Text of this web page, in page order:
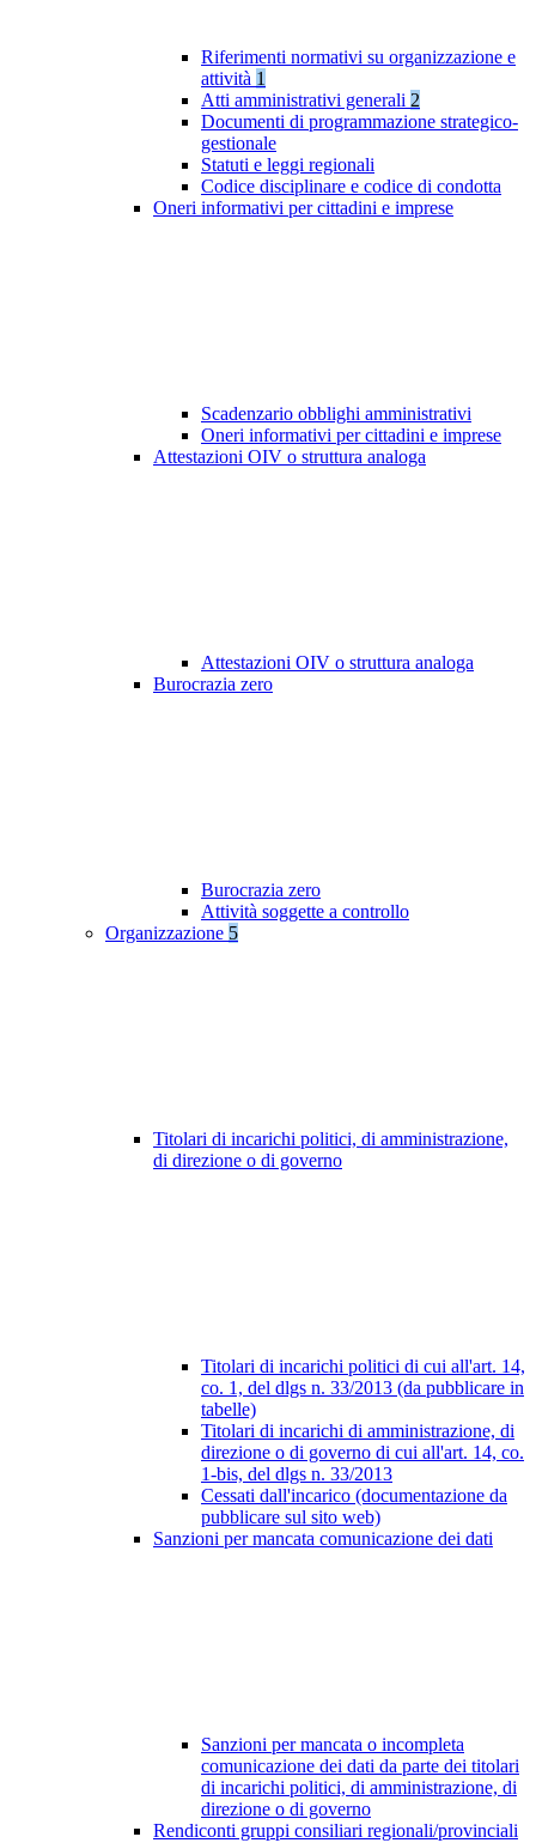
Riferimenti normativi su organizzazione e
attività 1
Atti amministrativi generali 2
Documenti di programmazione strategico-
gestionale
Statuti e leggi regionali
Codice disciplinare e codice di condotta
Oneri informativi per cittadini e imprese
Scadenzario obblighi amministrativi
Oneri informativi per cittadini e imprese
Attestazioni OIV o struttura analoga
Attestazioni OIV o struttura analoga
Burocrazia zero
Burocrazia zero
Attività soggette a controllo
Organizzazione 5
Titolari di incarichi politici, di amministrazione,
di direzione o di governo
Titolari di incarichi politici di cui all'art. 14,
co. 1, del dlgs n. 33/2013 (da pubblicare in
tabelle)
Titolari di incarichi di amministrazione, di
direzione o di governo di cui all'art. 14, co.
1-bis, del dlgs n. 33/2013
Cessati dall'incarico (documentazione da
pubblicare sul sito web)
Sanzioni per mancata comunicazione dei dati
Sanzioni per mancata o incompleta
comunicazione dei dati da parte dei titolari
di incarichi politici, di amministrazione, di
direzione o di governo
Rendiconti gruppi consiliari regionali/provinciali